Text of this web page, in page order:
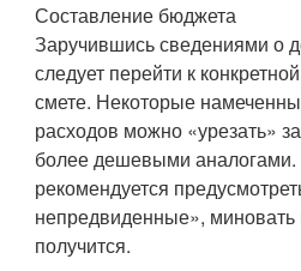
Составление бюджета
Заручившись сведениями о
следует перейти к
смете. Некоторые
расходов можно «урезать»
более дешевыми аналогами.
рекомендуется
непредвиденные», миновать
получится.